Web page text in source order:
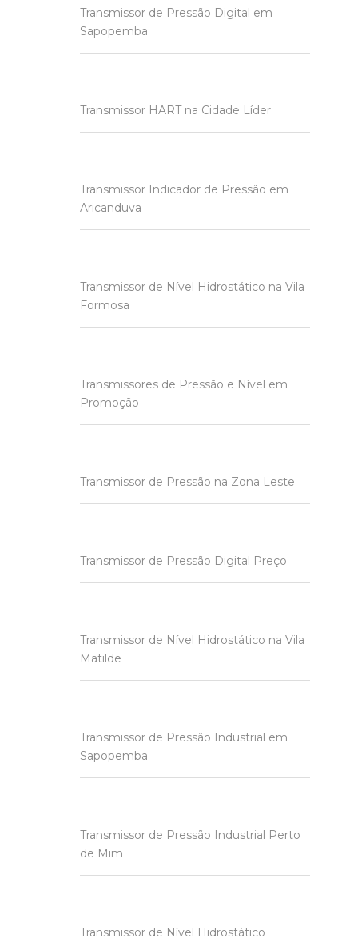
Transmissor de Pressão Digital em
Sapopemba
Transmissor HART na Cidade Líder
Transmissor Indicador de Pressão em
Aricanduva
Transmissor de Nível Hidrostático na Vila
Formosa
Transmissores de Pressão e Nível em
Promoção
Transmissor de Pressão na Zona Leste
Transmissor de Pressão Digital Preço
Transmissor de Nível Hidrostático na Vila
Matilde
Transmissor de Pressão Industrial em
Sapopemba
Transmissor de Pressão Industrial Perto
de Mim
Transmissor de Nível Hidrostático